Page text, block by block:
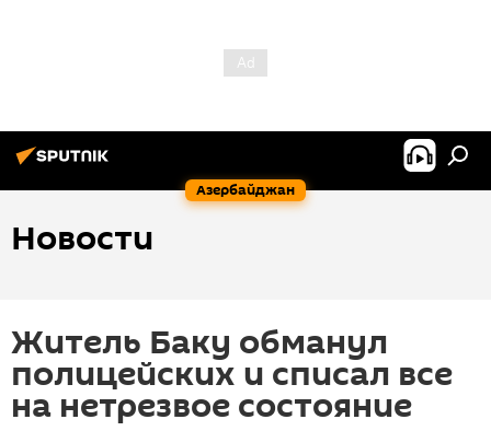
Азербайджан
Новости
Житель Баку обманул
полицейских и списал все
на нетрезвое состояние